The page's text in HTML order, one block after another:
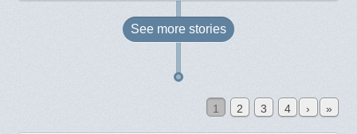
See more stories
1 2 3 4 › »